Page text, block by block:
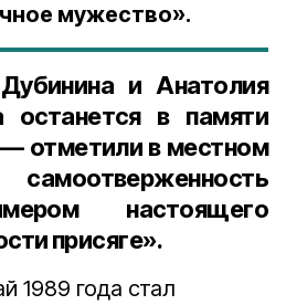
мужество».
и Анатолия
останется в памяти
отметили в местном
настоящего
присяге».
1989 года стал